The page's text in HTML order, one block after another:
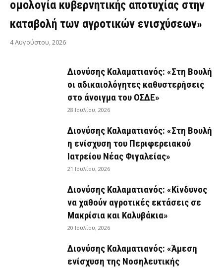
ομολογία κυβερνητικής αποτυχίας στην
καταβολή των αγροτικών ενισχύσεων»
4 Αυγούστου, 2026
Διονύσης Καλαματιανός: «Στη Βουλή
οι αδικαιολόγητες καθυστερήσεις
στο άνοιγμα του ΟΣΔΕ»
28 Ιουλίου, 2026
Διονύσης Καλαματιανός: «Στη Βουλή
η ενίσχυση του Περιφερειακού
Ιατρείου Νέας Φιγαλείας»
21 Ιουλίου, 2026
Διονύσης Καλαματιανός: «Κίνδυνος
να χαθούν αγροτικές εκτάσεις σε
Μακρίσια και Καλυβάκια»
20 Ιουλίου, 2026
Διονύσης Καλαματιανός: «Άμεση
ενίσχυση της Νοσηλευτικής